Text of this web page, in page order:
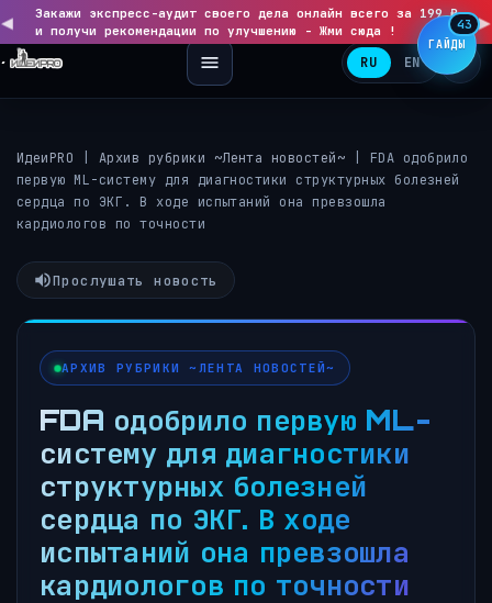
◀
Закажи экспресс-аудит своего дела онлайн всего за 199 ₽
и получи рекомендации по улучшению - Жми сюда !
▶
RU EN
ИдеиPRO Архив рубрики ~Лента новостей~
FDA одобрило
первую ML-систему для диагностики структурных болезней
сердца по ЭКГ. В ходе испытаний она превзошла
кардиологов по точности
Прослушать новость
АРХИВ РУБРИКИ ~ЛЕНТА НОВОСТЕЙ~
FDA одобрило первую ML-
систему для диагностики
структурных болезней
сердца по ЭКГ. В ходе
испытаний она превзошла
кардиологов по точности
ГАЙДЫ
43